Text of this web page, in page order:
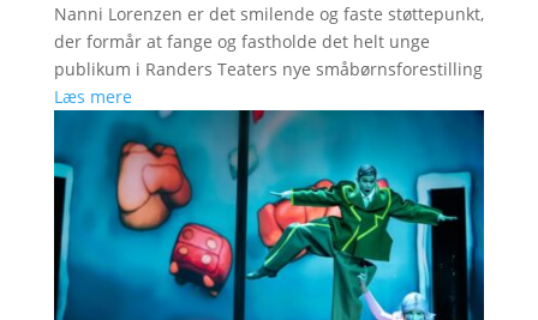
Nanni Lorenzen er det smilende og faste støttepunkt,
der formår at fange og fastholde det helt unge
publikum i Randers Teaters nye småbørnsforestilling
Læs mere